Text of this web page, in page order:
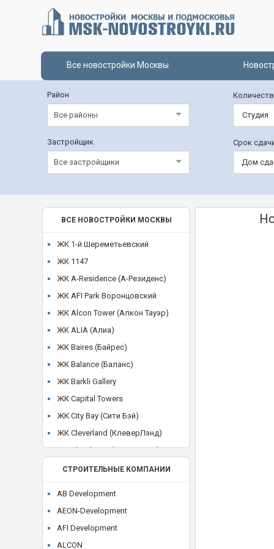
Все новостройки Москвы
Район
Все районы Студия
Застройщик
Все застройщики
Срок
Дом
ВСЕ НОВОСТРОЙКИ МОСКВЫ
ЖК 1-й Шереметьевский
ЖК 1147
ЖК A-Residence (А-Резиденс)
ЖК AFI Park Воронцовский
ЖК Alcon Tower (Алкон Тауэр)
ЖК ALIA (Алиа)
ЖК Baires (Байрес)
ЖК Balance (Баланс)
ЖК Barkli Gallery
ЖК Capital Towers
ЖК City Bay (Сити Бэй)
ЖК Cleverland (КлеверЛэнд)
ЖК Cloud Nine (Клауд Найн)
ЖК Crystal
ЖК CULT
СТРОИТЕЛЬНЫЕ КОМПАНИИ
AB Development
AEON-Development
AFI Development
ALCON